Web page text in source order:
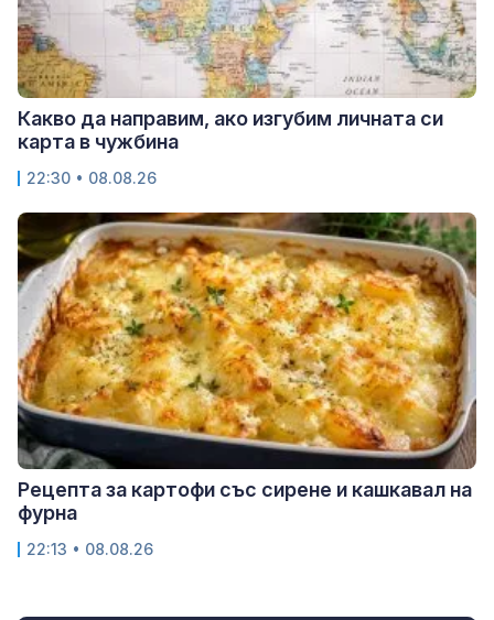
Какво да направим, ако изгубим личната си
карта в чужбина
22:30 • 08.08.26
Рецепта за картофи със сирене и кашкавал на
фурна
22:13 • 08.08.26